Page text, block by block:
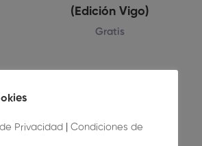
(Edición Vigo)
Gratis
Privacidad
Condiciones de